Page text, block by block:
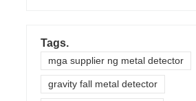
Tags.
mga supplier ng metal detector
gravity fall metal detector